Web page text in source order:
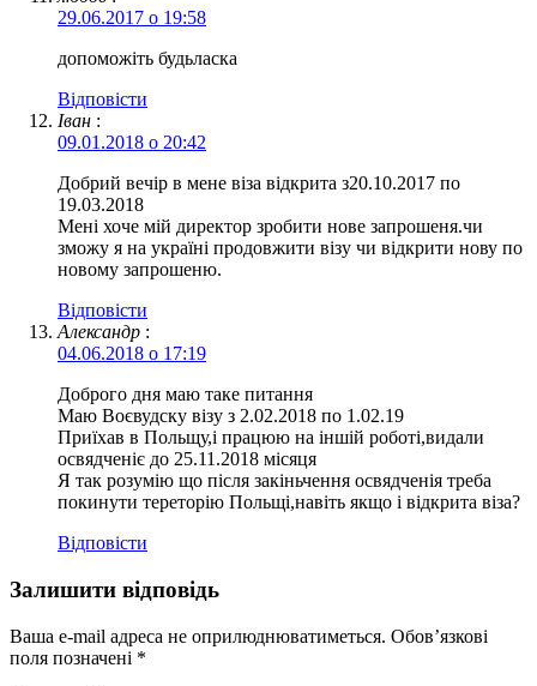
29.06.2017 о 19:58
допоможіть будьласка
Відповіcти
Іван :
09.01.2018 о 20:42
Добрий вечір в мене віза відкрита з20.10.2017 по
19.03.2018
Мені хоче мій директор зробити нове запрошеня.чи
зможу я на україні продовжити візу чи відкрити нову по
новому запрошеню.
Відповіcти
Александр :
04.06.2018 о 17:19
Доброго дня маю таке питання
Маю Воєвудску візу з 2.02.2018 по 1.02.19
Приїхав в Польщу,і працюю на іншій роботі,видали
освядченіє до 25.11.2018 місяця
Я так розумію що після закіньчення освядченія треба
покинути тереторію Польщі,навіть якщо і відкрита віза?
Відповіcти
Залишити відповідь
Ваша e-mail адреса не оприлюднюватиметься. Обов’язкові
поля позначені *